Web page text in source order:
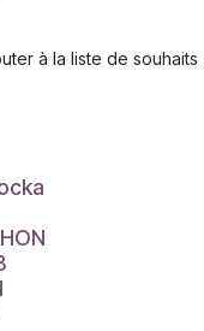
à la liste de souhaits